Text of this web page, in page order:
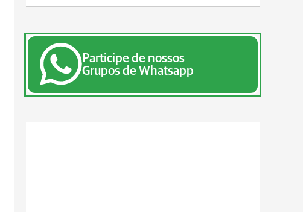
Participe de nossos
Grupos de Whatsapp